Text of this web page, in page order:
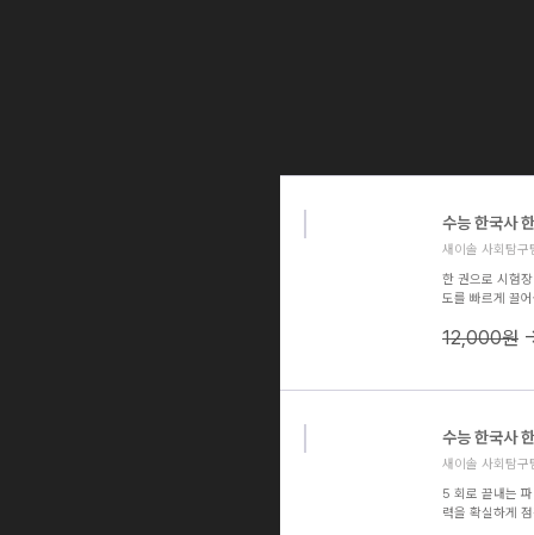
수능 한국사
새이솔 사회탐
한 권으로 시험
도를 빠르게 끌
▶ 최신 기출 문
석하여 핵심 내
12,000원
수능 한국사
새이솔 사회탐
5 회로 끝내는
력을 확실하게